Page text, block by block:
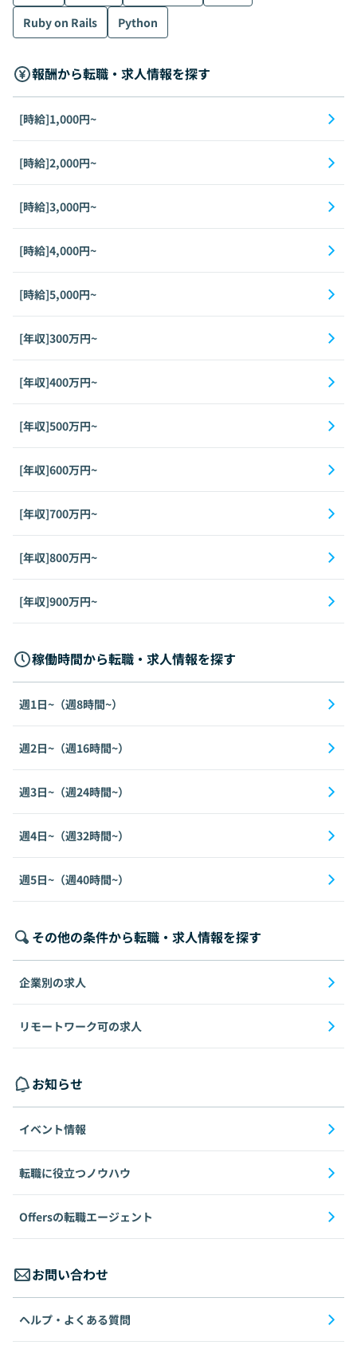
Ruby on Rails
Python
報酬から転職・求人情報を探す
[時給]1,000円~
[時給]2,000円~
[時給]3,000円~
[時給]4,000円~
[時給]5,000円~
[年収]300万円~
[年収]400万円~
[年収]500万円~
[年収]600万円~
[年収]700万円~
[年収]800万円~
[年収]900万円~
稼働時間から転職・求人情報を探す
週1日~（週8時間~）
週2日~（週16時間~）
週3日~（週24時間~）
週4日~（週32時間~）
週5日~（週40時間~）
その他の条件から転職・求人情報を探す
企業別の求人
リモートワーク可の求人
お知らせ
イベント情報
転職に役立つノウハウ
Offersの転職エージェント
お問い合わせ
ヘルプ・よくある質問